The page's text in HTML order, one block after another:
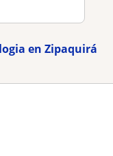
en Zipaquirá